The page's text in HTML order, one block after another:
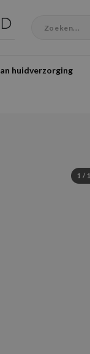
huidverzorging
1 / 1